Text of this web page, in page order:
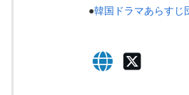
●韓国ドラマあらすじ